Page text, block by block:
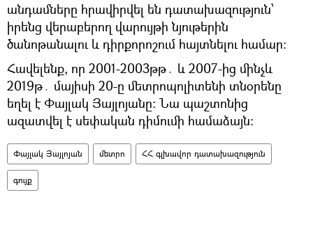
անդամները հրավիրվել են դատախազություն՝
իրենց վերաբերող վարույթի նյութերին
ծանոթանալու և դիրքորոշում հայտնելու համար։
Հավելենք, որ 2001-2003թթ․ և 2007-ից մինչև
2019թ․ մայիսի 20-ը մետրոպոլիտենի տնօրենը
եղել է Փայլակ Յայլոյանը։ Նա պաշտոնից
ազատվել է սեփական դիմումի համաձայն։
Փայլակ Յայլոյան մետրո ՀՀ գլխավոր դատախազություն
գույք